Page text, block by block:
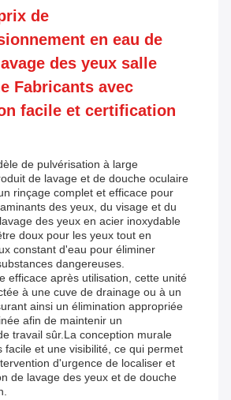
de
en eau de
des yeux salle
Fabricants avec
facile et certification
de pulvérisation à large
de lavage et de douche oculaire
rinçage complet et efficace pour
des yeux, du visage et du
des yeux en acier inoxydable
doux pour les yeux tout en
constant d'eau pour éliminer
dangereuses.
efficace après utilisation, cette unité
à une cuve de drainage ou à un
ainsi un élimination appropriée
afin de maintenir un
travail sûr.La conception murale
facile et une visibilité, ce qui permet
d'urgence de localiser et
de lavage des yeux et de douche